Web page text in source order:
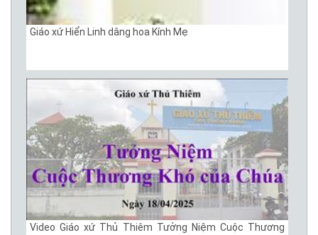
Giáo xứ Hiển Linh dâng hoa Kính Mẹ
Video Giáo xứ Thủ Thiêm Tưởng Niệm Cuộc Thương